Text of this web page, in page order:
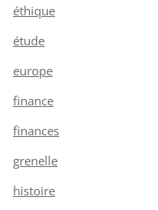
éthique
étude
europe
finance
finances
grenelle
histoire